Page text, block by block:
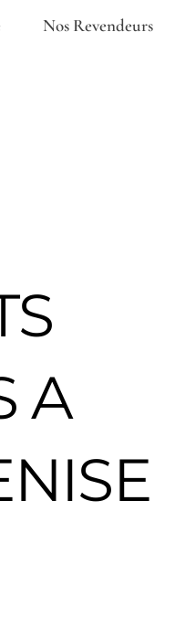
Nos Revendeurs
A